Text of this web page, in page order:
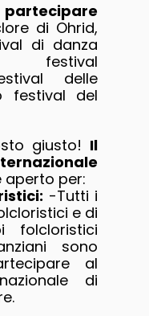
di Ohrid,
di danza
delle
festival del
giusto! Il
aperto per:
-Tutti i
e di
folcloristici
sono
al
di